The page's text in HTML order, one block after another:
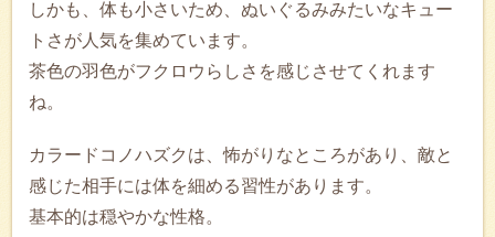
しかも、体も小さいため、ぬいぐるみみたいなキュー
トさが人気を集めています。
茶色の羽色がフクロウらしさを感じさせてくれます
ね。
カラードコノハズクは、怖がりなところがあり、敵と
感じた相手には体を細める習性があります。
基本的は穏やかな性格。